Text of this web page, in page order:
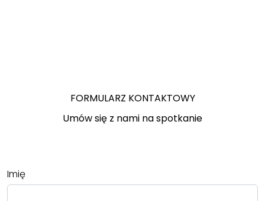
FORMULARZ KONTAKTOWY
Umów się z nami na spotkanie
Imię